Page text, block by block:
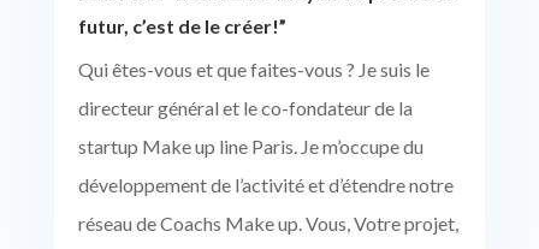
futur, c’est de le créer!”
Qui êtes-vous et que faites-vous ? Je suis le
directeur général et le co-fondateur de la
startup Make up line Paris. Je m’occupe du
développement de l’activité et d’étendre notre
réseau de Coachs Make up. Vous, Votre projet,